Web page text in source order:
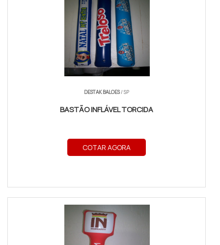
DESTAK BALOES/ SP
BASTÃO INFLÁVEL TORCIDA
COTAR AGORA